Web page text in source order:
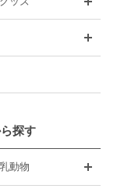
探す
動物